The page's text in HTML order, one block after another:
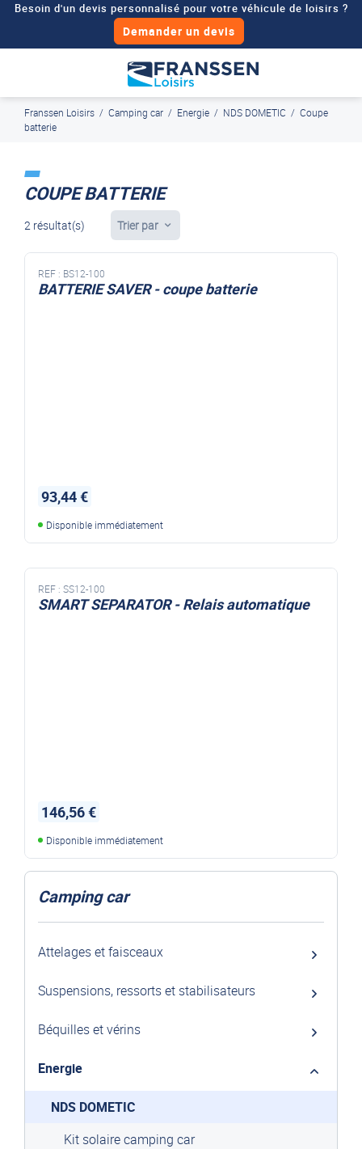
Besoin d'un devis personnalisé pour votre véhicule de loisirs ?
Demander un devis
Paiement en ligne sécurisé, en 4x par Paypal
Franssen Loisirs / Camping car / Energie / NDS DOMETIC / Coupe
batterie
COUPE BATTERIE
2 résultat(s) Trier par
REF : BS12-100
BATTERIE SAVER - coupe batterie
93,44 €
Disponible immédiatement
REF : SS12-100
SMART SEPARATOR - Relais automatique
146,56 €
Disponible immédiatement
Camping car
Attelages et faisceaux
Suspensions, ressorts et stabilisateurs
Béquilles et vérins
Energie
NDS DOMETIC
Kit solaire camping car